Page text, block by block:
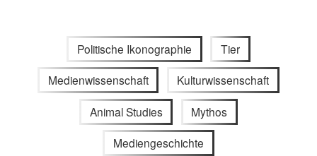
Politische Ikonographie Tier
Medienwissenschaft Kulturwissenschaft
Animal Studies Mythos
Mediengeschichte